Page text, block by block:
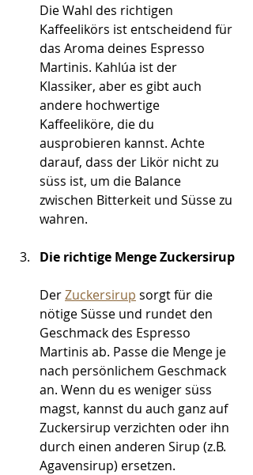
Die Wahl des richtigen
Kaffeelikörs ist entscheidend für
das Aroma deines Espresso
Martinis. Kahlúa ist der
Klassiker, aber es gibt auch
andere hochwertige
Kaffeeliköre, die du
ausprobieren kannst. Achte
darauf, dass der Likör nicht zu
süss ist, um die Balance
zwischen Bitterkeit und Süsse zu
wahren.
Die richtige Menge Zuckersirup
Der Zuckersirup sorgt für die
nötige Süsse und rundet den
Geschmack des Espresso
Martinis ab. Passe die Menge je
nach persönlichem Geschmack
an. Wenn du es weniger süss
magst, kannst du auch ganz auf
Zuckersirup verzichten oder ihn
durch einen anderen Sirup (z.B.
Agavensirup) ersetzen.